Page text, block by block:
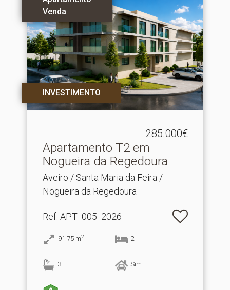
Venda
INVESTIMENTO
285.000€
Apartamento T2 em
Nogueira da Regedoura
Aveiro / Santa Maria da Feira /
Nogueira da Regedoura
Ref: APT_005_2026
91.75 m2 2
3 Sim